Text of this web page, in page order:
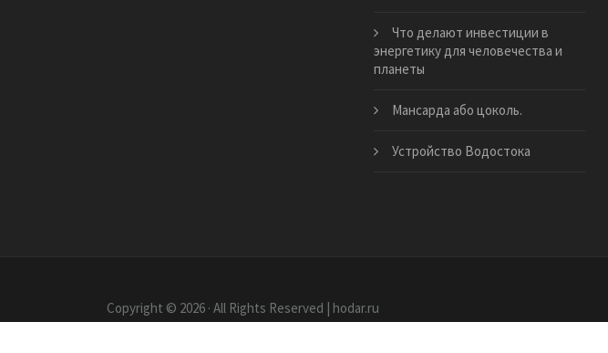
Что делают инвестиции в
энергетику для человечества и
планеты
​Мансарда або цоколь.
Устройство Водостока
Copyright © 2026 · All Rights Reserved | hodar.ru